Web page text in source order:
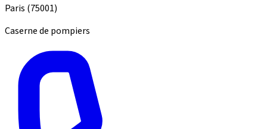
Paris (75001)
Caserne de pompiers